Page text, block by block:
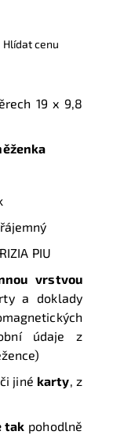
Hlídat cenu
19 x 9,8
PIU
vrstvou
a doklady
údaje z
jiné karty, z
tak pohodlně